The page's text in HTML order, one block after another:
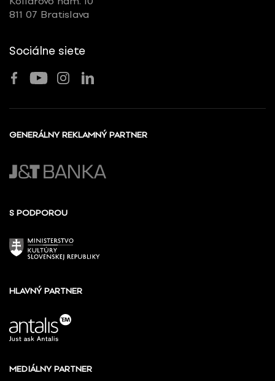
811 07 Bratislava
Sociálne siete
GENERÁLNY REKLAMNÝ PARTNER
S PODPOROU
HLAVNÝ PARTNER
MEDIÁLNY PARTNER